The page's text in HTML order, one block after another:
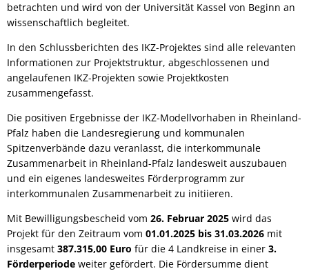
betrachten und wird von der Universität Kassel von Beginn an
wissenschaftlich begleitet.
In den Schlussberichten des IKZ-Projektes sind alle relevanten
Informationen zur Projektstruktur, abgeschlossenen und
angelaufenen IKZ-Projekten sowie Projektkosten
zusammengefasst.
Die positiven Ergebnisse der IKZ-Modellvorhaben in Rheinland-
Pfalz haben die Landesregierung und kommunalen
Spitzenverbände dazu veranlasst, die interkommunale
Zusammenarbeit in Rheinland-Pfalz landesweit auszubauen
und ein eigenes landesweites Förderprogramm zur
interkommunalen Zusammenarbeit zu initiieren.
Mit Bewilligungsbescheid vom 26. Februar 2025 wird das
Projekt für den Zeitraum vom 01.01.2025 bis 31.03.2026 mit
insgesamt 387.315,00 Euro für die 4 Landkreise in einer 3.
Förderperiode weiter gefördert. Die Fördersumme dient